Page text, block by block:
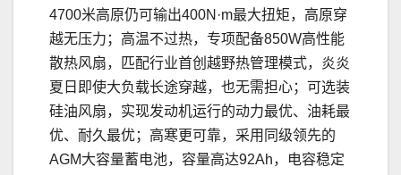
4700米高原仍可输出400N·m最大扭矩，高原穿
越无压力；高温不过热，专项配备850W高性能
散热风扇，匹配行业首创越野热管理模式，炎炎
夏日即使大负载长途穿越，也无需担心；可选装
硅油风扇，实现发动机运行的动力最优、油耗最
优、耐久最优；高寒更可靠，采用同级领先的
AGM大容量蓄电池，容量高达92Ah，电容稳定